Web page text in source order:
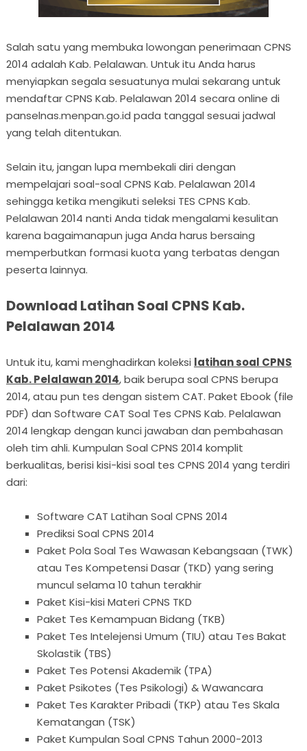
Salah satu yang membuka lowongan penerimaan CPNS
2014 adalah Kab. Pelalawan. Untuk itu Anda harus
menyiapkan segala sesuatunya mulai sekarang untuk
mendaftar CPNS Kab. Pelalawan 2014 secara online di
panselnas.menpan.go.id pada tanggal sesuai jadwal
yang telah ditentukan.
Selain itu, jangan lupa membekali diri dengan
mempelajari soal-soal CPNS Kab. Pelalawan 2014
sehingga ketika mengikuti seleksi TES CPNS Kab.
Pelalawan 2014 nanti Anda tidak mengalami kesulitan
karena bagaimanapun juga Anda harus bersaing
memperbutkan formasi kuota yang terbatas dengan
peserta lainnya.
Download Latihan Soal CPNS Kab.
Pelalawan 2014
Untuk itu, kami menghadirkan koleksi latihan soal CPNS
Kab. Pelalawan 2014, baik berupa soal CPNS berupa
2014, atau pun tes dengan sistem CAT. Paket Ebook (file
PDF) dan Software CAT Soal Tes CPNS Kab. Pelalawan
2014 lengkap dengan kunci jawaban dan pembahasan
oleh tim ahli. Kumpulan Soal CPNS 2014 komplit
berkualitas, berisi kisi-kisi soal tes CPNS 2014 yang terdiri
dari:
Software CAT Latihan Soal CPNS 2014
Prediksi Soal CPNS 2014
Paket Pola Soal Tes Wawasan Kebangsaan (TWK)
atau Tes Kompetensi Dasar (TKD) yang sering
muncul selama 10 tahun terakhir
Paket Kisi-kisi Materi CPNS TKD
Paket Tes Kemampuan Bidang (TKB)
Paket Tes Intelejensi Umum (TIU) atau Tes Bakat
Skolastik (TBS)
Paket Tes Potensi Akademik (TPA)
Paket Psikotes (Tes Psikologi) & Wawancara
Paket Tes Karakter Pribadi (TKP) atau Tes Skala
Kematangan (TSK)
Paket Kumpulan Soal CPNS Tahun 2000-2013